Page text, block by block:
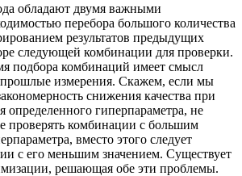
обладают двумя важными
перебора большого количества
результатов предыдущих
следующей комбинации для проверки.
подбора комбинаций имеет смысл
прошлые измерения. Скажем, если мы
снижения качества при
определенного гиперпараметра, не
проверять комбинации с большим
вместо этого следует
с его меньшим значением. Существует
решающая обе эти проблемы.